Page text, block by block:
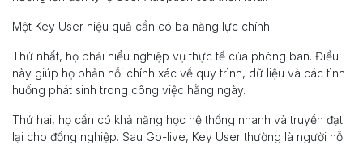
Một Key User hiệu quả cần có ba năng lực chính.
Thứ nhất, họ phải hiểu nghiệp vụ thực tế của phòng ban. Điều
này giúp họ phản hồi chính xác về quy trình, dữ liệu và các tình
huống phát sinh trong công việc hằng ngày.
Thứ hai, họ cần có khả năng học hệ thống nhanh và truyền đạt
lại cho đồng nghiệp. Sau Go-live, Key User thường là người hỗ